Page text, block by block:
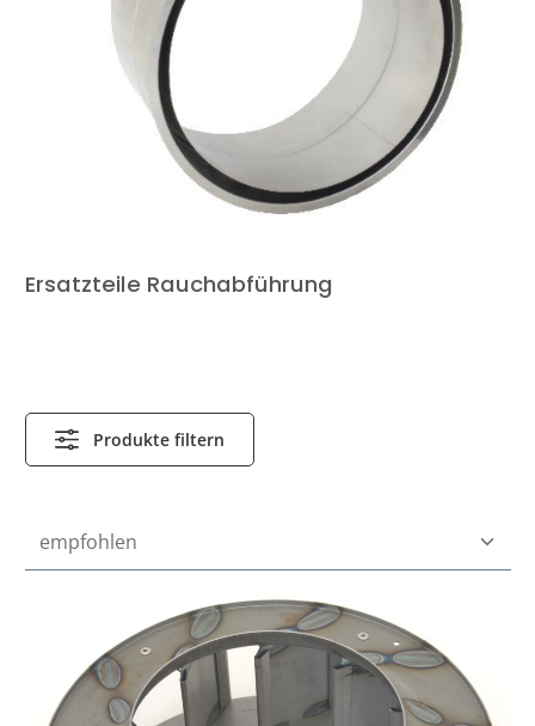
Ersatzteile Rauchabführung
Produkte filtern